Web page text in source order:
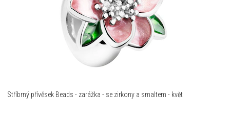
Stříbrný přívěsek Beads - zarážka - se zirkony a smaltem - květ